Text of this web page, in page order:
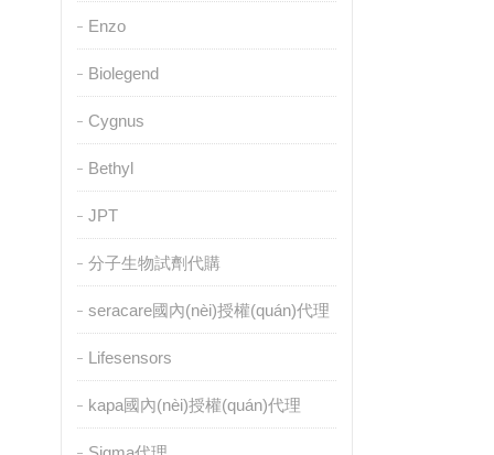
Enzo
Biolegend
Cygnus
Bethyl
JPT
分子生物試劑代購
seracare國內(nèi)授權(quán)代理
Lifesensors
kapa國內(nèi)授權(quán)代理